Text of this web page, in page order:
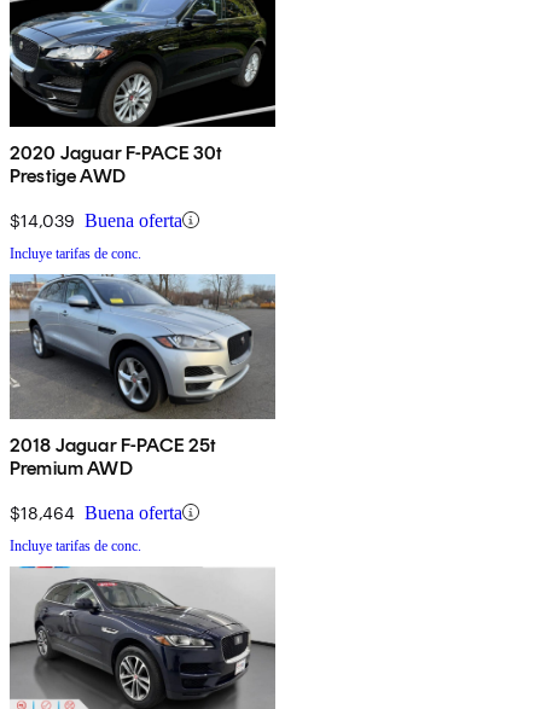
2020 Jaguar F-PACE 30t
Prestige AWD
$14,039 Buena oferta
Incluye tarifas de conc.
2018 Jaguar F-PACE 25t
Premium AWD
$18,464 Buena oferta
Incluye tarifas de conc.